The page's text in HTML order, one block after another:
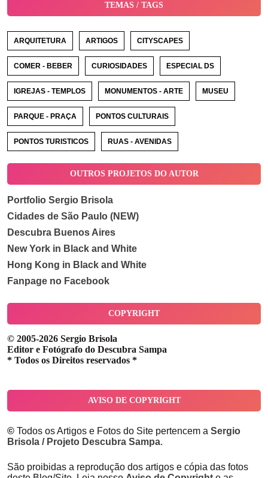
TEMAS / TAGS
ARQUITETURA ARTIGOS CITYSCAPES
COMER - BEBER CURIOSIDADES ESPECIAL DS
IGREJAS - TEMPLOS MONUMENTOS - ARTE MUSEU
PARQUE - PRAÇA PONTOS CULTURAIS
PONTOS TURISTICOS RUAS - AVENIDAS
OUTROS PROJETOS DO AUTOR
Portfolio Sergio Brisola
Cidades de São Paulo (NEW)
Descubra Buenos Aires
New York in Black and White
Hong Kong in Black and White
Fanpage no Facebook
COPYRIGHT
© 2005-2026 Sergio Brisola
Editor e Fotógrafo do Descubra Sampa
* Todos os Direitos reservados *
AVISO DE COPYRIGHT
© Todos os Artigos e Fotos do Site pertencem a Sergio
Brisola / Projeto Descubra Sampa.
São proibidas a reprodução dos artigos e cópia das fotos